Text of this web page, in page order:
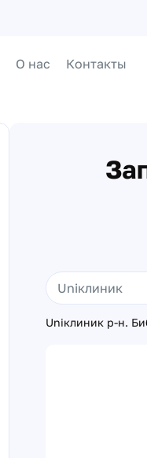
О нас Контакты
Uniклиник р-н.